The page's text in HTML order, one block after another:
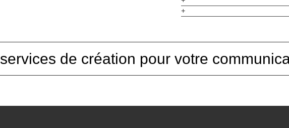
de création pour votre